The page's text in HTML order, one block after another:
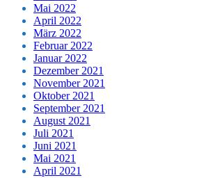
Mai 2022
April 2022
März 2022
Februar 2022
Januar 2022
Dezember 2021
November 2021
Oktober 2021
September 2021
August 2021
Juli 2021
Juni 2021
Mai 2021
April 2021